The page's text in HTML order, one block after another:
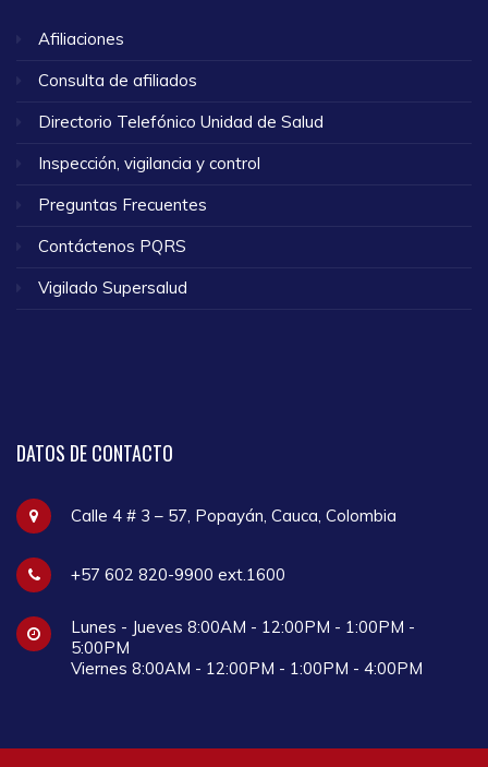
Afiliaciones
Consulta de afiliados
Directorio Telefónico Unidad de Salud
Inspección, vigilancia y control
Preguntas Frecuentes
Contáctenos PQRS
Vigilado Supersalud
DATOS DE CONTACTO
Calle 4 # 3 – 57, Popayán, Cauca, Colombia
+57 602 820-9900 ext.1600
Lunes - Jueves 8:00AM - 12:00PM - 1:00PM -
5:00PM
Viernes 8:00AM - 12:00PM - 1:00PM - 4:00PM